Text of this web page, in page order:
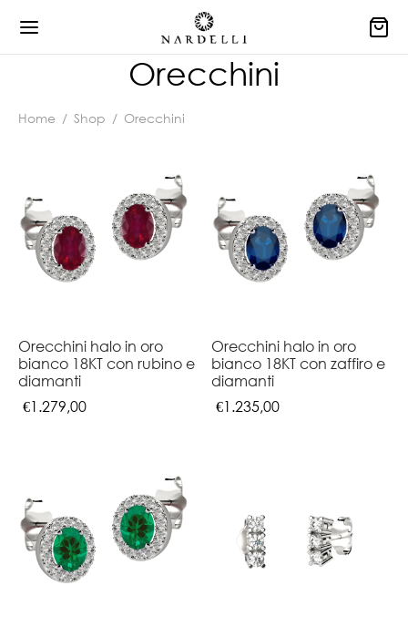
Orecchini
Home / Shop / Orecchini
Orecchini halo in oro
bianco 18KT con rubino e
diamanti
€1.279,00
Orecchini halo in oro
bianco 18KT con zaffiro e
diamanti
€1.235,00